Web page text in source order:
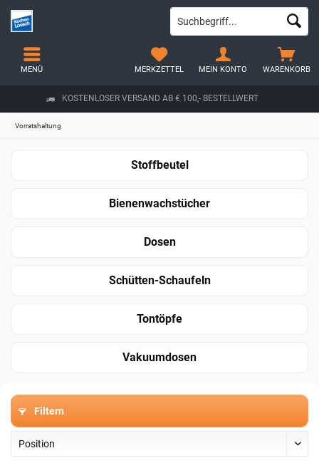
KOSTENLOSER VERSAND AB € 100,- BESTELLWERT
WARENKORB
MERKZETTEL MEIN KONTO
MENÜ
Vorratshaltung
Stoffbeutel
Bienenwachstücher
Dosen
Schütten-Schaufeln
Tontöpfe
Vakuumdosen
Filtern